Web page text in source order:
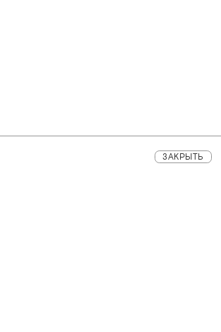
ЗАКРЫТЬ